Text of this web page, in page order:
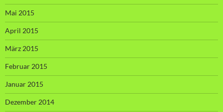
Mai 2015
April 2015
März 2015
Februar 2015
Januar 2015
Dezember 2014